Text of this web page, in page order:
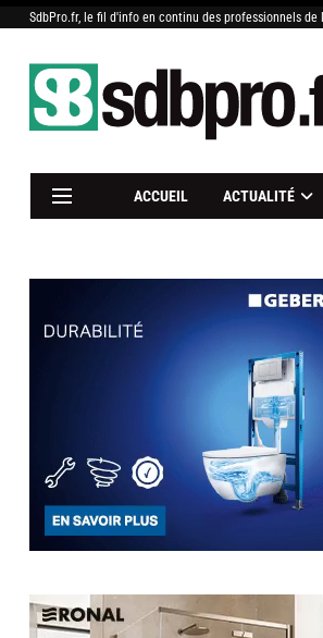
SdbPro.fr, le fil d'info en continu des professionnels de
ACCUEIL ACTUALITÉ